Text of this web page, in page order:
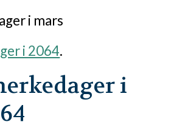
i mars
i 2064.
i